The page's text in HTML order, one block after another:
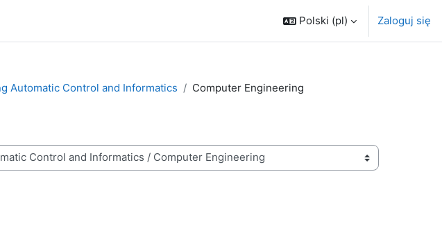
Polski ‎(pl)‎ Zaloguj się
Automatic Control and Informatics Computer Engineering